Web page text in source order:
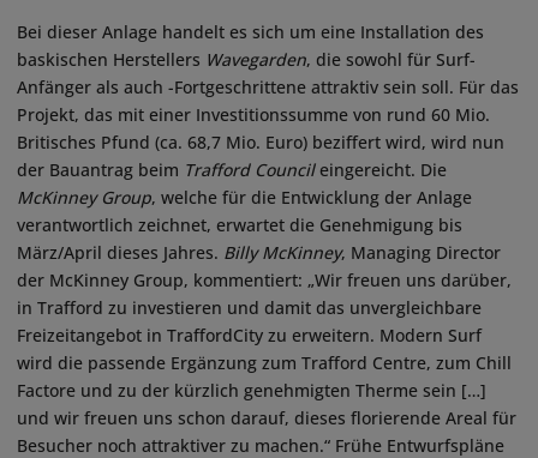
Bei dieser Anlage handelt es sich um eine Installation des
baskischen Herstellers Wavegarden, die sowohl für Surf-
Anfänger als auch -Fortgeschrittene attraktiv sein soll. Für das
Projekt, das mit einer Investitionssumme von rund 60 Mio.
Britisches Pfund (ca. 68,7 Mio. Euro) beziffert wird, wird nun
der Bauantrag beim Trafford Councileingereicht. Die
McKinney Group, welche für die Entwicklung der Anlage
verantwortlich zeichnet, erwartet die Genehmigung bis
März/April dieses Jahres. Billy McKinney, Managing Director
der McKinney Group, kommentiert: „Wir freuen uns darüber,
in Trafford zu investieren und damit das unvergleichbare
Freizeitangebot in TraffordCity zu erweitern. Modern Surf
wird die passende Ergänzung zum Trafford Centre, zum Chill
Factore und zu der kürzlich genehmigten Therme sein […]
und wir freuen uns schon darauf, dieses florierende Areal für
Besucher noch attraktiver zu machen.“ Frühe Entwurfspläne